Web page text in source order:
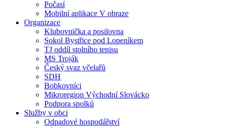
Počasí
Mobilní aplikace V obraze
Organizace
Klubovnička a posilovna
Sokol Bystřice pod Lopeníkem
TJ oddíl stolního tenisu
MS Troják
Český svaz včelařů
SDH
Bobkovníci
Mikroregion Východní Slovácko
Podpora spolků
Služby v obci
Odpadové hospodářství